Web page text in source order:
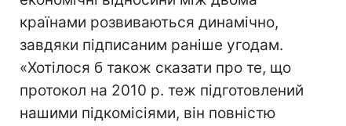
країнами розвиваються динамічно,
завдяки підписаним раніше угодам.
«Хотілося б також сказати про те, що
протокол на 2010 р. теж підготовлений
нашими підкомісіями, він повністю